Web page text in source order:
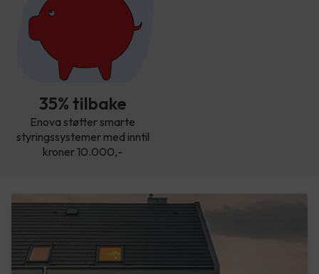
35% tilbake
Enova støtter smarte
styringssystemer med inntil
kroner 10.000,-